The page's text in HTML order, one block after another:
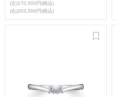
(左)170,500円(税込)
(右)203,500円(税込)